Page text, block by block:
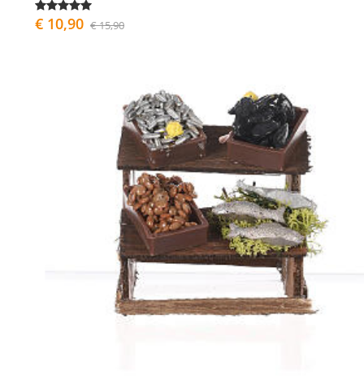
€ 10,90 € 15,90